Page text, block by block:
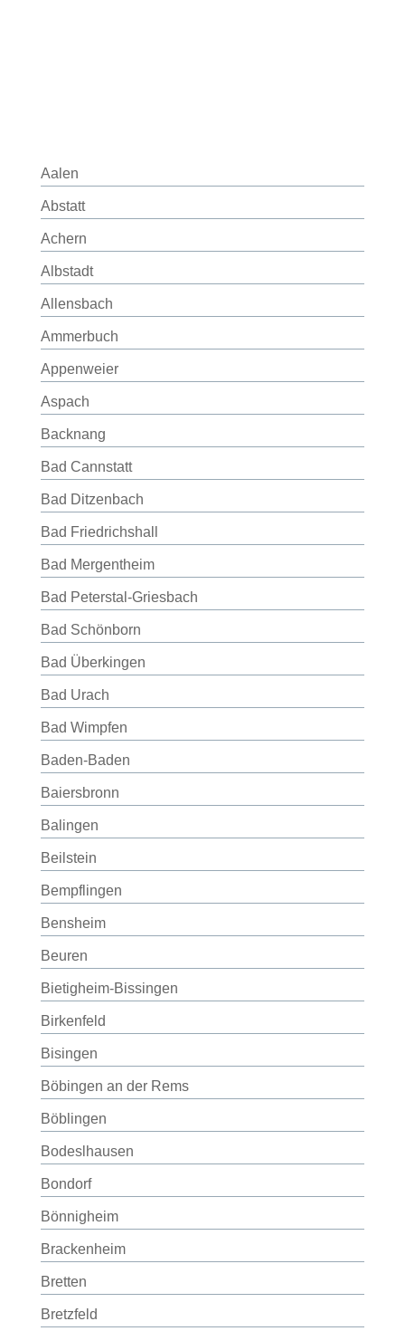
Aalen
Abstatt
Achern
Albstadt
Allensbach
Ammerbuch
Appenweier
Aspach
Backnang
Bad Cannstatt
Bad Ditzenbach
Bad Friedrichshall
Bad Mergentheim
Bad Peterstal-Griesbach
Bad Schönborn
Bad Überkingen
Bad Urach
Bad Wimpfen
Baden-Baden
Baiersbronn
Balingen
Beilstein
Bempflingen
Bensheim
Beuren
Bietigheim-Bissingen
Birkenfeld
Bisingen
Böbingen an der Rems
Böblingen
Bodeslhausen
Bondorf
Bönnigheim
Brackenheim
Bretten
Bretzfeld